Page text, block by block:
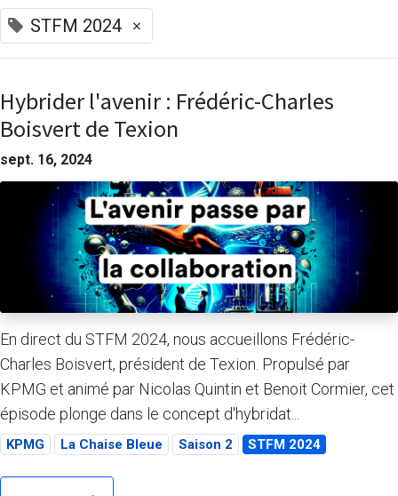
STFM 2024 ×
Hybrider l'avenir : Frédéric-Charles
Boisvert de Texion
sept. 16, 2024
En direct du STFM 2024, nous accueillons Frédéric-
Charles Boisvert, président de Texion. Propulsé par
KPMG et animé par Nicolas Quintin et Benoit Cormier, cet
épisode plonge dans le concept d'hybridat...
KPMG La Chaise Bleue Saison 2 STFM 2024